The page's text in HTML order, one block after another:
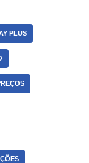
PLUS